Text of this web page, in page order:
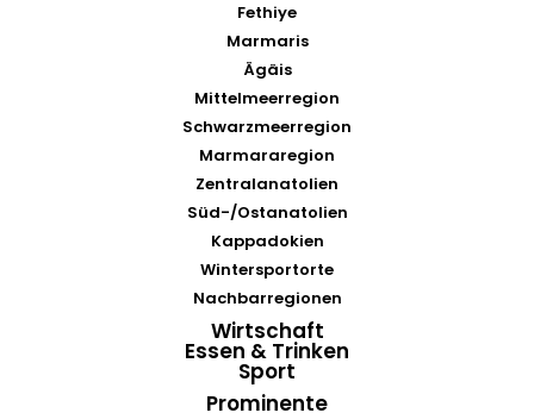
Fethiye
Marmaris
Ägäis
Mittelmeerregion
Schwarzmeerregion
Marmararegion
Zentralanatolien
Süd-/Ostanatolien
Kappadokien
Wintersportorte
Nachbarregionen
Wirtschaft
Essen & Trinken
Sport
Prominente